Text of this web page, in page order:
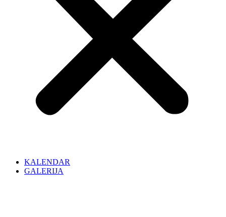
KALENDAR
GALERIJA